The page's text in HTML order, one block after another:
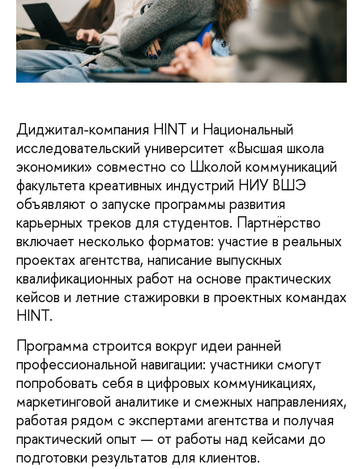
Диджитал-компания HINT и Национальный
исследовательский университет «Высшая школа
экономики» совместно со Школой коммуникаций
факультета креативных индустрий НИУ ВШЭ
объявляют о запуске программы развития
карьерных треков для студентов. Партнёрство
включает несколько форматов: участие в реальных
проектах агентства, написание выпускных
квалификационных работ на основе практических
кейсов и летние стажировки в проектных командах
HINT.
Программа строится вокруг идеи ранней
профессиональной навигации: участники смогут
попробовать себя в цифровых коммуникациях,
маркетинговой аналитике и смежных направлениях,
работая рядом с экспертами агентства и получая
практический опыт — от работы над кейсами до
подготовки результатов для клиентов.